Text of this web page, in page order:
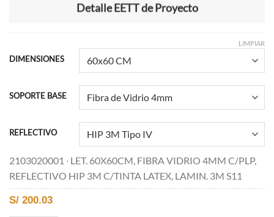
Detalle EETT de Proyecto
DIMENSIONES
SOPORTE BASE
REFLECTIVO
LIMPIAR
2103020001 ∙ LET. 60X60CM, FIBRA VIDRIO 4MM C/PLP,
REFLECTIVO HIP 3M C/TINTA LATEX, LAMIN. 3M S11
S/ 200.03